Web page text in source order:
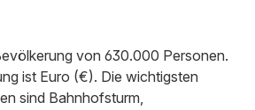
von 630.000 Personen.
ist Euro (€). Die wichtigsten
sind Bahnhofsturm,